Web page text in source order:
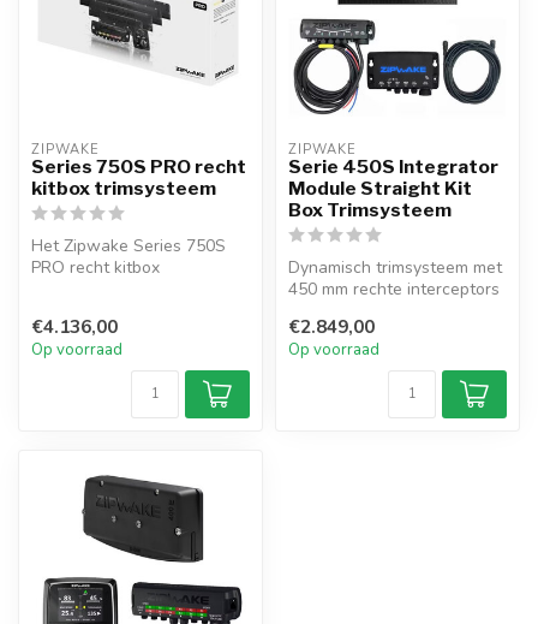
ZIPWAKE
Series 750S PRO recht
kitbox trimsysteem
Het Zipwake Series 750S
PRO recht kitbox
€4.136,00
Op voorraad
ZIPWAKE
Serie 450S Integrator
Module Straight Kit
Box Trimsysteem
Dynamisch trimsysteem met
450 mm rechte interceptors
€2.849,00
Op voorraad